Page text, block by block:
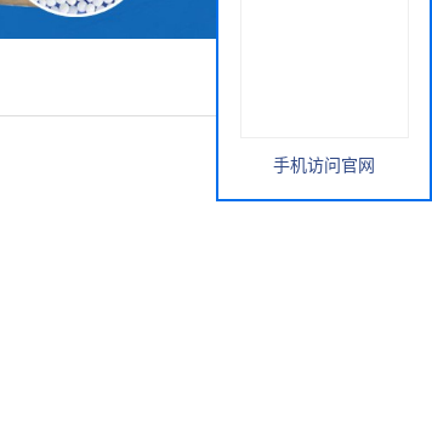
手机访问官网